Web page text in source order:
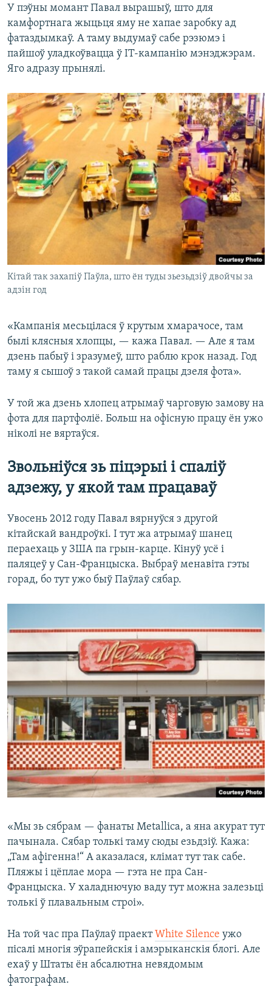
У пэўны момант Павал вырашыў, што для
камфортнага жыцьця яму не хапае заробку ад
фатаздымкаў. А таму выдумаў сабе рэзюмэ і
пайшоў уладкоўвацца ў ІТ-кампанію мэнэджэрам.
Яго адразу прынялі.
Кітай так захапіў Паўла, што ён туды зьезьдзіў двойчы за
адзін год
«Кампанія месьцілася ў крутым хмарачосе, там
былі клясныя хлопцы, — кажа Павал. — Але я там
дзень пабыў і зразумеў, што раблю крок назад. Год
таму я сышоў з такой самай працы дзеля фота».
У той жа дзень хлопец атрымаў чарговую замову на
фота для партфоліё. Больш на офісную працу ён ужо
ніколі не вяртаўся.
Звольніўся зь піцэрыі і спаліў
адзежу, у якой там працаваў
Увосень 2012 году Павал вярнуўся з другой
кітайскай вандроўкі. І тут жа атрымаў шанец
пераехаць у ЗША па грын-карце. Кінуў усё і
паляцеў у Сан-Францыска. Выбраў менавіта гэты
горад, бо тут ужо быў Паўлаў сябар.
«Мы зь сябрам — фанаты Metallica, а яна акурат тут
пачынала. Сябар толькі таму сюды езьдзіў. Кажа:
„Там афігенна!“ А аказалася, клімат тут так сабе.
Пляжы і цёплае мора — гэта не пра Сан-
Францыска. У халаднючую ваду тут можна залезьці
толькі ў плавальным строі».
На той час пра Паўлаў праект White Silence ужо
пісалі многія эўрапейскія і амэрыканскія блогі. Але
ехаў у Штаты ён абсалютна невядомым
фатографам.